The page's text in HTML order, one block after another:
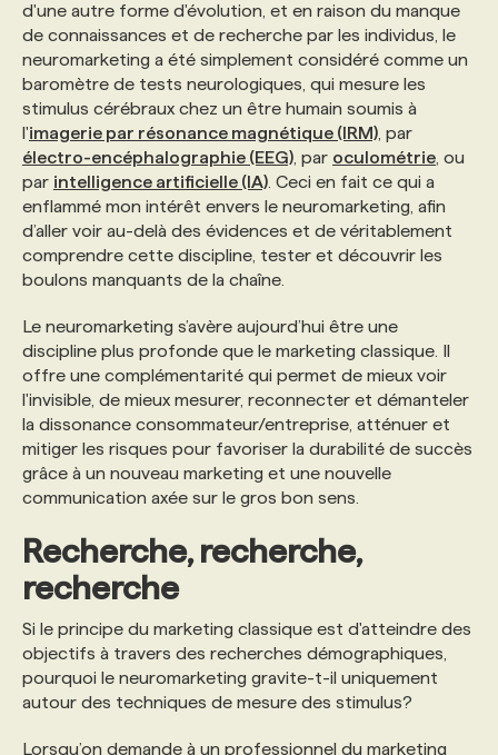
d'une autre forme d'évolution, et en raison du manque
de connaissances et de recherche par les individus, le
neuromarketing a été simplement considéré comme un
baromètre de tests neurologiques, qui mesure les
stimulus cérébraux chez un être humain soumis à
l'imagerie par résonance magnétique (IRM) , par
électro-encéphalographie (EEG) , par oculométrie , ou
par intelligence artificielle (IA) . Ceci en fait ce qui a
enflammé mon intérêt envers le neuromarketing, afin
d’aller voir au-delà des évidences et de véritablement
comprendre cette discipline, tester et découvrir les
boulons manquants de la chaîne.
Le neuromarketing s’avère aujourd’hui être une
discipline plus profonde que le marketing classique. Il
offre une complémentarité qui permet de mieux voir
l'invisible, de mieux mesurer, reconnecter et démanteler
la dissonance consommateur/entreprise, atténuer et
mitiger les risques pour favoriser la durabilité de succès
grâce à un nouveau marketing et une nouvelle
communication axée sur le gros bon sens.
Recherche, recherche,
recherche
Si le principe du marketing classique est d'atteindre des
objectifs à travers des recherches démographiques,
pourquoi le neuromarketing gravite-t-il uniquement
autour des techniques de mesure des stimulus?
Lorsqu’on demande à un professionnel du marketing